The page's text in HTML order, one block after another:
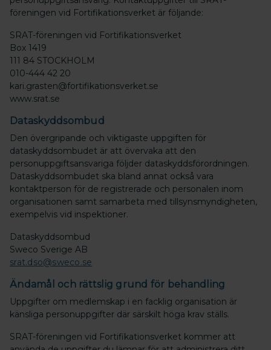
föreningen vid Fortifikationsverket är följande:
SRAT-föreningen vid Fortifikationsverket
Box 1419
111 84 STOCKHOLM
010-444 42 20
kari.grasten@fortifikationsverket.se
www.srat.se
Dataskyddsombud
Den övergripande och viktigaste uppgiften för
dataskyddsombudet är att övervaka att den
personuppgiftsansvariga följder dataskyddsförordningen.
Dataskyddsombudet ska bland annat också vara
kontaktperson för de registrerade och personalen inom
organisationen samt samarbeta med tillsynsmyndigheten,
exempelvis vid inspektioner.
Dataskyddsombud
Sweco Sverige AB
srat.dso@sweco.se
Ändamål och rättslig grund för behandling
Uppgifter om medlemskap i en facklig organisation är
känsliga personuppgifter där särskilt höga krav ställs.
SRAT-föreningen vid Fortifikationsverket kommer att